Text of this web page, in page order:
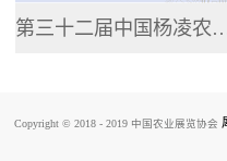
第三十二届中国杨凌农业高
Copyright © 2018 - 2019 中国农业展览协会